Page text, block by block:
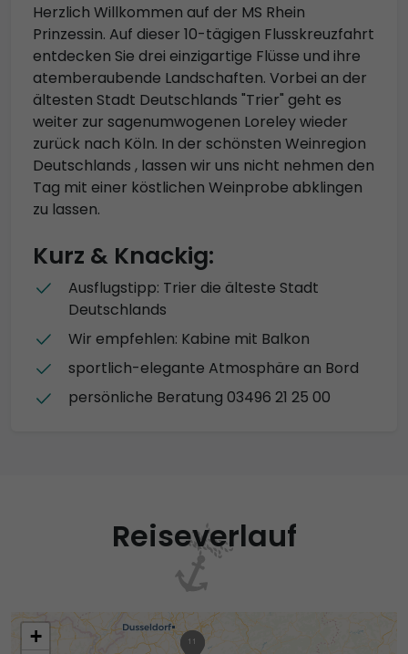
Herzlich Willkommen auf der MS Rhein
Prinzessin. Auf dieser 10-tägigen Flusskreuzfahrt
entdecken Sie drei einzigartige Flüsse und ihre
atemberaubende Landschaften. Vorbei an der
ältesten Stadt Deutschlands "Trier" geht es
weiter zur sagenumwogenen Loreley wieder
zurück nach Köln. In der schönsten Weinregion
Deutschlands , lassen wir uns nicht nehmen den
Tag mit einer köstlichen Weinprobe abklingen
zu lassen.
Kurz & Knackig:
Ausflugstipp: Trier die älteste Stadt
Deutschlands
Wir empfehlen: Kabine mit Balkon
sportlich-elegante Atmosphäre an Bord
persönliche Beratung 03496 21 25 00
Reiseverlauf
1
11
+